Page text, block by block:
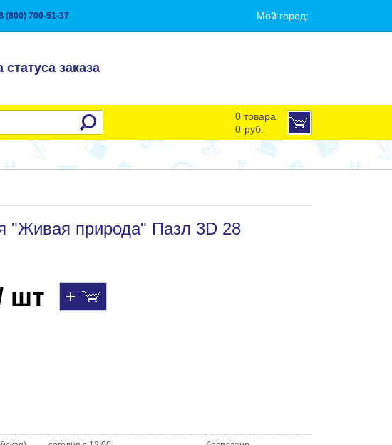
(800) 700-51-37 Мой город:
заказа
0 товара
0 руб.
"Живая природа" Пазл 3D 28
шт